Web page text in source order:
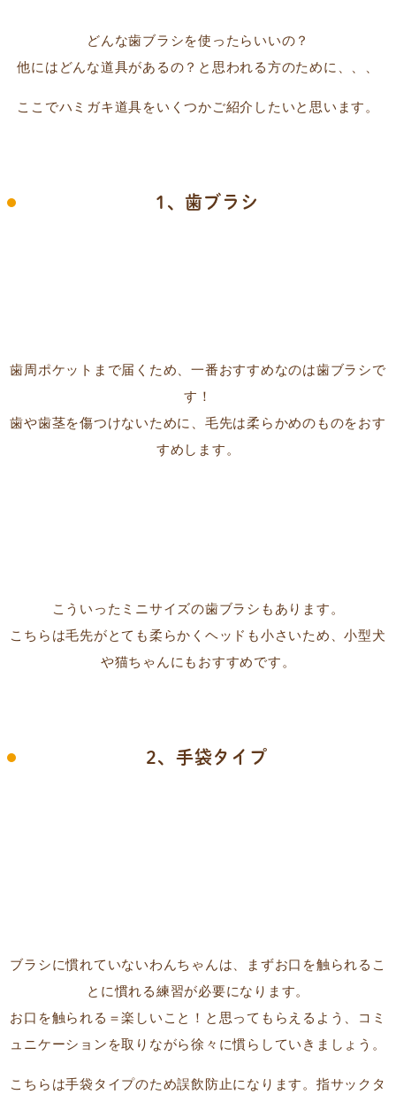
どんな歯ブラシを使ったらいいの？
他にはどんな道具があるの？と思われる方のために、、、
ここでハミガキ道具をいくつかご紹介したいと思います。
1、歯ブラシ
歯周ポケットまで届くため、一番おすすめなのは歯ブラシで
す！
歯や歯茎を傷つけないために、毛先は柔らかめのものをおす
すめします。
こういったミニサイズの歯ブラシもあります。
こちらは毛先がとても柔らかくヘッドも小さいため、小型犬
や猫ちゃんにもおすすめです。
2、手袋タイプ
ブラシに慣れていないわんちゃんは、まずお口を触られるこ
とに慣れる練習が必要になります。
お口を触られる＝楽しいこと！と思ってもらえるよう、コミ
ュニケーションを取りながら徐々に慣らしていきましょう。
こちらは手袋タイプのため誤飲防止になります。指サックタ